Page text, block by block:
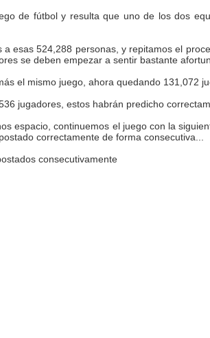
de fútbol y resulta que uno de los dos
a esas 524,288 personas, y repitamos el
se deben empezar a sentir bastante
el mismo juego, ahora quedando 131,072
jugadores, estos habrán predicho
espacio, continuemos el juego con la
correctamente de forma consecutiva...
consecutivamente